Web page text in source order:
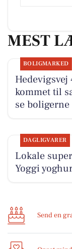
MEST
BOLIGMARKED
kommet til
se boligerne
DAGLIGVARER
Lokale
Yoggi
Send en